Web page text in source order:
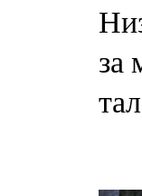
за